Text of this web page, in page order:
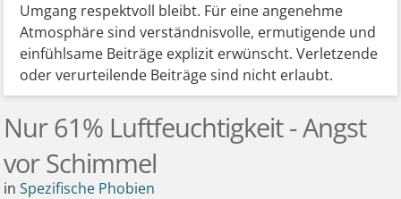
Umgang respektvoll bleibt. Für eine angenehme
Atmosphäre sind verständnisvolle, ermutigende und
einfühlsame Beiträge explizit erwünscht. Verletzende
oder verurteilende Beiträge sind nicht erlaubt.
Nur 61% Luftfeuchtigkeit - Angst
vor Schimmel
inSpezifische Phobien